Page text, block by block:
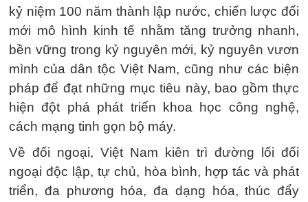
kỷ niệm 100 năm thành lập nước, chiến lược đổi
mới mô hình kinh tế nhằm tăng trưởng nhanh,
bền vững trong kỷ nguyên mới, kỷ nguyên vươn
mình của dân tộc Việt Nam, cũng như các biện
pháp để đạt những mục tiêu này, bao gồm thực
hiện đột phá phát triển khoa học công nghệ,
cách mạng tinh gọn bộ máy.
Về đối ngoại, Việt Nam kiên trì đường lối đối
ngoại độc lập, tự chủ, hòa bình, hợp tác và phát
triển, đa phương hóa, đa dạng hóa, thúc đẩy